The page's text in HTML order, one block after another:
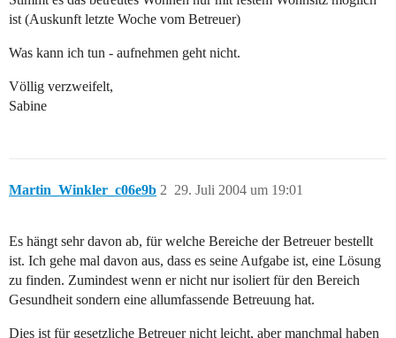
ist (Auskunft letzte Woche vom Betreuer)
Was kann ich tun - aufnehmen geht nicht.
Völlig verzweifelt,
Sabine
Martin_Winkler_c06e9b 29. Juli 2004 um 19:01
2
Es hängt sehr davon ab, für welche Bereiche der Betreuer bestellt
ist. Ich gehe mal davon aus, dass es seine Aufgabe ist, eine Lösung
zu finden. Zumindest wenn er nicht nur isoliert für den Bereich
Gesundheit sondern eine allumfassende Betreuung hat.
Dies ist für gesetzliche Betreuer nicht leicht, aber manchmal haben